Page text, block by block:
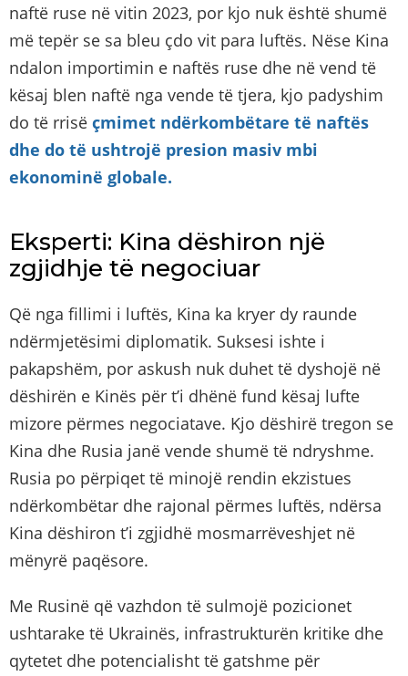
naftë ruse në vitin 2023, por kjo nuk është shumë
më tepër se sa bleu çdo vit para luftës. Nëse Kina
ndalon importimin e naftës ruse dhe në vend të
kësaj blen naftë nga vende të tjera, kjo padyshim
do të rrisë çmimet ndërkombëtare të naftës
dhe do të ushtrojë presion masiv mbi
ekonominë globale.
Eksperti: Kina dëshiron një
zgjidhje të negociuar
Që nga fillimi i luftës, Kina ka kryer dy raunde
ndërmjetësimi diplomatik. Suksesi ishte i
pakapshëm, por askush nuk duhet të dyshojë në
dëshirën e Kinës për t’i dhënë fund kësaj lufte
mizore përmes negociatave. Kjo dëshirë tregon se
Kina dhe Rusia janë vende shumë të ndryshme.
Rusia po përpiqet të minojë rendin ekzistues
ndërkombëtar dhe rajonal përmes luftës, ndërsa
Kina dëshiron t’i zgjidhë mosmarrëveshjet në
mënyrë paqësore.
Me Rusinë që vazhdon të sulmojë pozicionet
ushtarake të Ukrainës, infrastrukturën kritike dhe
qytetet dhe potencialisht të gatshme për